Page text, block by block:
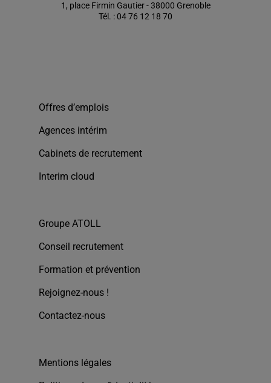
1, place Firmin Gautier - 38000 Grenoble
Tél. : 04 76 12 18 70
Offres d’emplois
Agences intérim
Cabinets de recrutement
Interim cloud
Groupe ATOLL
Conseil recrutement
Formation et prévention
Rejoignez-nous !
Contactez-nous
Mentions légales